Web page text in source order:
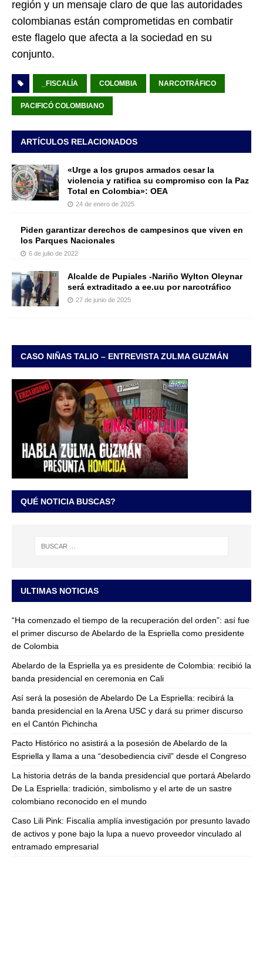
región y un mensaje claro de que las autoridades
colombianas están comprometidas en combatir
este flagelo que afecta a la sociedad en su
conjunto.
_FISCALÍA COLOMBIA NARCOTRÁFICO
PACIFICÓ COLOMBIANO
ARTÍCULOS RELACIONADOS
«Urge a los grupos armados cesar la
violencia y ratifica su compromiso con la Paz
Total en Colombia»: OEA
24 de enero de 2025
Piden garantizar derechos de campesinos que viven en
los Parques Nacionales
6 de julio de 2022
Alcalde de Pupiales -Nariño Wylton Oleynar
será extraditado a ee.uu por narcotráfico
27 de junio de 2025
CASO NIÑAS TALIO – ENTREVISTA ZULMA GUZMÁN
QUÉ NOTICIA BUSCAS?
ULTIMAS NOTICIAS
“Ha comenzado el tiempo de la recuperación del orden”: así fue
el primer discurso de Abelardo de la Espriella como presidente
de Colombia
Abelardo de la Espriella ya es presidente de Colombia: recibió la
banda presidencial en ceremonia en Cali
Así será la posesión de Abelardo De La Espriella: recibirá la
banda presidencial en la Arena USC y dará su primer discurso
en el Cantón Pichincha
Pacto Histórico no asistirá a la posesión de Abelardo de la
Espriella y llama a una “desobediencia civil” desde el Congreso
La historia detrás de la banda presidencial que portará Abelardo
De La Espriella: tradición, simbolismo y el arte de un sastre
colombiano reconocido en el mundo
Caso Lili Pink: Fiscalía amplía investigación por presunto lavado
de activos y pone bajo la lupa a nuevo proveedor vinculado al
entramado empresarial